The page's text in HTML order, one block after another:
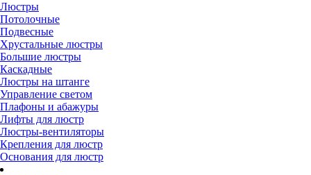
Люстры
Потолочные
Подвесные
Хрустальные люстры
Большие люстры
Каскадные
Люстры на штанге
Управление светом
Плафоны и абажуры
Лифты для люстр
Люстры-вентиляторы
Крепления для люстр
Основания для люстр